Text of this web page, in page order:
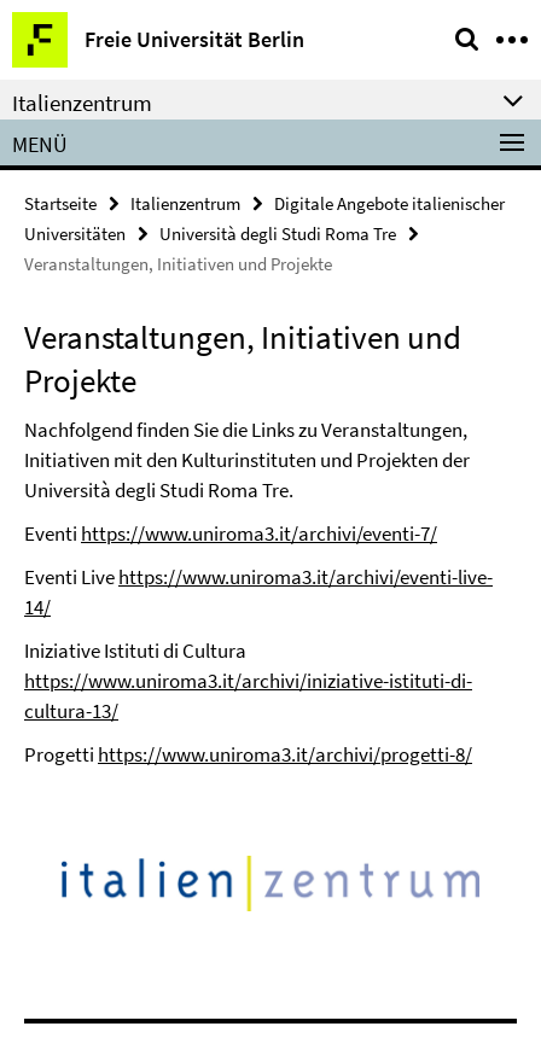
Springe
direkt
zu
Inhalt
Freie Universität Berlin
Service-
Navigation
Italienzentrum
MENÜ
Startseite Italienzentrum
Digitale Angebote italienischer
Universitäten
Università degli Studi Roma Tre
Veranstaltungen, Initiativen und Projekte
Veranstaltungen, Initiativen und
Projekte
Nachfolgend finden Sie die Links zu Veranstaltungen,
Initiativen mit den Kulturinstituten und Projekten der
Università degli Studi Roma Tre.
Eventi https://www.uniroma3.it/archivi/eventi-7/
Eventi Livehttps://www.uniroma3.it/archivi/eventi-live-
14/
Iniziative Istituti di Cultura
https://www.uniroma3.it/archivi/iniziative-istituti-di-
cultura-13/
Progetti https://www.uniroma3.it/archivi/progetti-8/